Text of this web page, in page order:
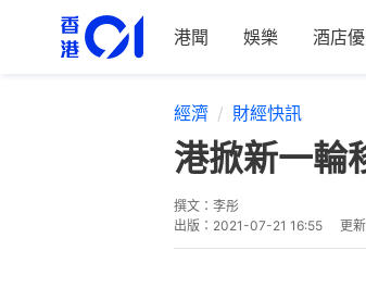
港聞 娛樂 酒店
經濟 財經快訊
港掀新一
撰文： 李彤
出版： 2021-07-21 16:55 更新